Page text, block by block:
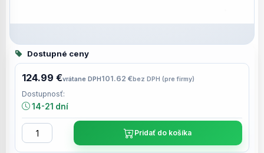
Dostupné ceny
124.99 €vrátane DPH101.62 €bez DPH (pre firmy)
Dostupnosť:
14-21 dní
Pridať do košíka